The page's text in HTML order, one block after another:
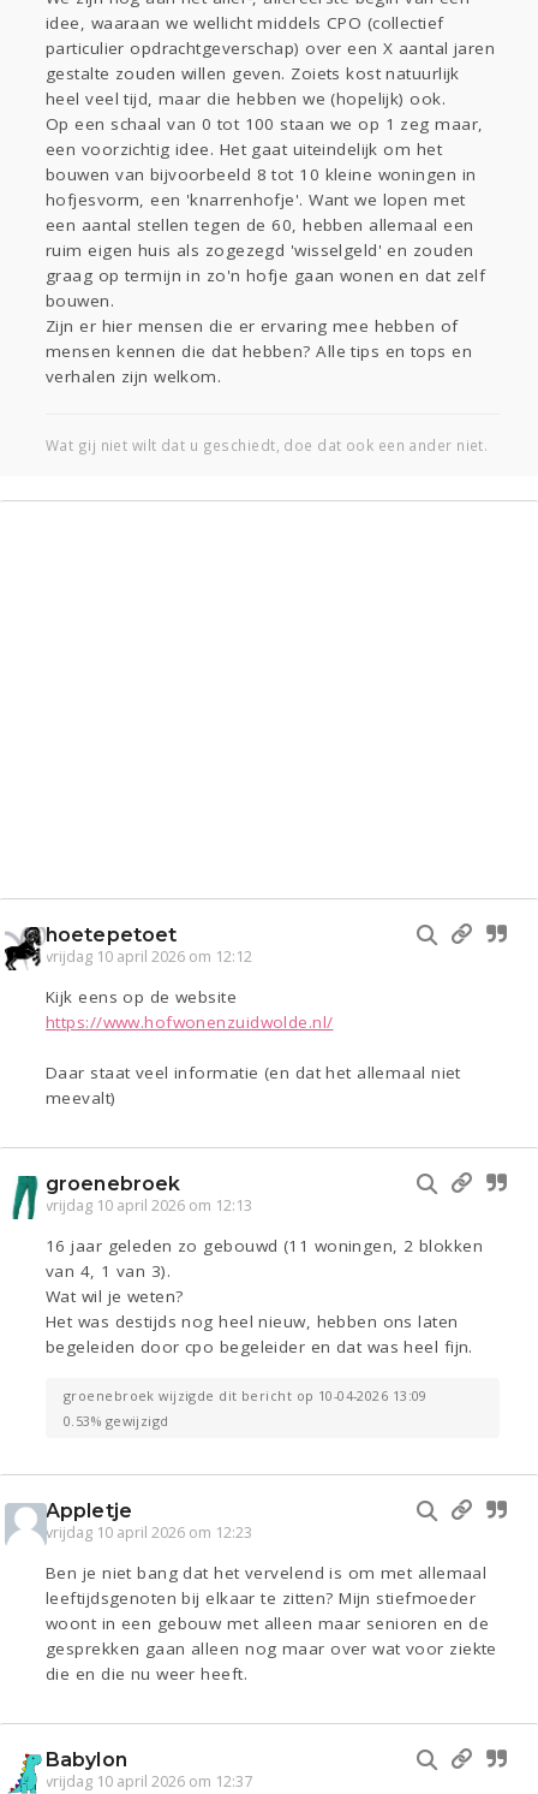
Gevraagd
Horen Doen
Zien
Lezen
idee, waaraan we wellicht middels CPO (collectief
particulier opdrachtgeverschap) over een X aantal jaren
gestalte zouden willen geven. Zoiets kost natuurlijk
heel veel tijd, maar die hebben we (hopelijk) ook.
Op een schaal van 0 tot 100 staan we op 1 zeg maar,
een voorzichtig idee. Het gaat uiteindelijk om het
bouwen van bijvoorbeeld 8 tot 10 kleine woningen in
hofjesvorm, een 'knarrenhofje'. Want we lopen met
een aantal stellen tegen de 60, hebben allemaal een
ruim eigen huis als zogezegd 'wisselgeld' en zouden
graag op termijn in zo'n hofje gaan wonen en dat zelf
bouwen.
Zijn er hier mensen die er ervaring mee hebben of
mensen kennen die dat hebben? Alle tips en tops en
verhalen zijn welkom.
Wat gij niet wilt dat u geschiedt, doe dat ook een ander niet.
hoetepetoet
vrijdag 10 april 2026 om 12:12
Kijk eens op de website
https://www.hofwonenzuidwolde.nl/
Daar staat veel informatie (en dat het allemaal niet
meevalt)
groenebroek
vrijdag 10 april 2026 om 12:13
16 jaar geleden zo gebouwd (11 woningen, 2 blokken
van 4, 1 van 3).
Wat wil je weten?
Het was destijds nog heel nieuw, hebben ons laten
begeleiden door cpo begeleider en dat was heel fijn.
groenebroek wijzigde dit bericht op 10-04-2026 13:09
0.53% gewijzigd
Appletje
vrijdag 10 april 2026 om 12:23
Ben je niet bang dat het vervelend is om met allemaal
leeftijdsgenoten bij elkaar te zitten? Mijn stiefmoeder
woont in een gebouw met alleen maar senioren en de
gesprekken gaan alleen nog maar over wat voor ziekte
die en die nu weer heeft.
Babylon
vrijdag 10 april 2026 om 12:37